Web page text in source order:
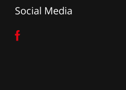
Social Media